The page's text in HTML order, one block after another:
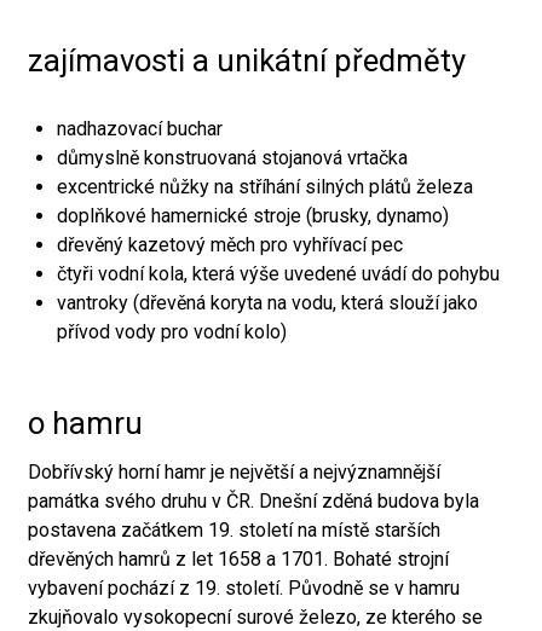
zajímavosti a unikátní předměty
nadhazovací buchar
důmyslně konstruovaná stojanová vrtačka
excentrické nůžky na stříhání silných plátů železa
doplňkové hamernické stroje (brusky, dynamo)
dřevěný kazetový měch pro vyhřívací pec
čtyři vodní kola, která výše uvedené uvádí do pohybu
vantroky (dřevěná koryta na vodu, která slouží jako
přívod vody pro vodní kolo)
o hamru
Dobřívský horní hamr je největší a nejvýznamnější
památka svého druhu v ČR. Dnešní zděná budova byla
postavena začátkem 19. století na místě starších
dřevěných hamrů z let 1658 a 1701. Bohaté strojní
vybavení pochází z 19. století. Původně se v hamru
zkujňovalo vysokopecní surové železo, ze kterého se